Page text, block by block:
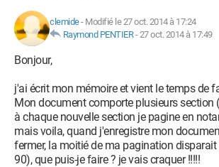
clemide- Modifié le 27 oct. 2014 à 17:24
Raymond PENTIER-27 oct. 2014 à 17:49
Bonjour,
j'ai écrit mon mémoire et vient le temps de
Mon document comporte plusieurs section
à chaque nouvelle section je pagine en
mais voila, quand j'enregistre mon
fermer, la moitié de ma pagination disparait
90), que puis-je faire ? je vais craquer !!!!!